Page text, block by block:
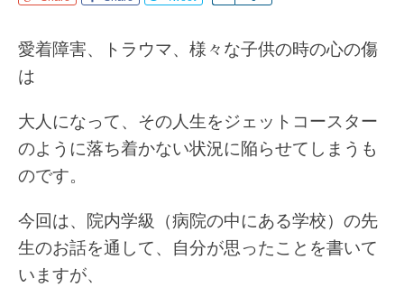
愛着障害、トラウマ、様々な子供の時の心の傷
は
大人になって、その人生をジェットコースター
のように落ち着かない状況に陥らせてしまうも
のです。
今回は、院内学級（病院の中にある学校）の先
生のお話を通して、自分が思ったことを書いて
いますが、